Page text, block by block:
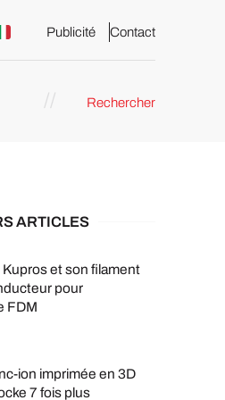
Publicité Contact
Rechercher
ARTICLES
et son filament
pour
FDM
ion imprimée en 3D
7 fois plus